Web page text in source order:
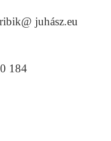
juhász.eu
184